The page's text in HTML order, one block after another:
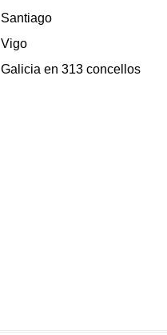
Santiago
Vigo
Galicia en 313 concellos